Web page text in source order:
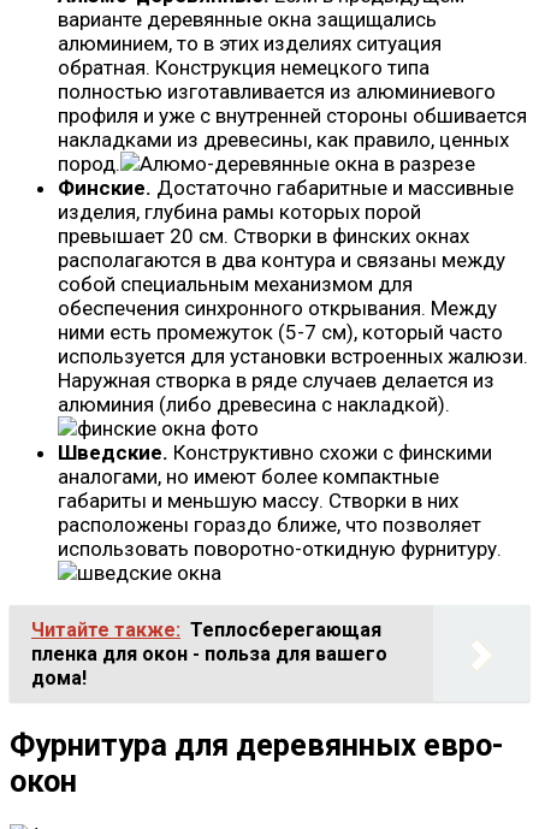
варианте деревянные окна защищались
алюминием, то в этих изделиях ситуация
обратная. Конструкция немецкого типа
полностью изготавливается из алюминиевого
профиля и уже с внутренней стороны обшивается
накладками из древесины, как правило, ценных
пород.
Финские. Достаточно габаритные и массивные
изделия, глубина рамы которых порой
превышает 20 см. Створки в финских окнах
располагаются в два контура и связаны между
собой специальным механизмом для
обеспечения синхронного открывания. Между
ними есть промежуток (5-7 см), который часто
используется для установки встроенных жалюзи.
Наружная створка в ряде случаев делается из
алюминия (либо древесина с накладкой).
Шведские. Конструктивно схожи с финскими
аналогами, но имеют более компактные
габариты и меньшую массу. Створки в них
расположены гораздо ближе, что позволяет
использовать поворотно-откидную фурнитуру.
Читайте также: Теплосберегающая
пленка для окон - польза для вашего
дома!
Фурнитура для деревянных евро-
окон